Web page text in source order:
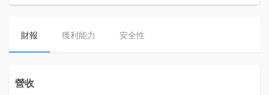
財報 獲利能力 安全性
營收